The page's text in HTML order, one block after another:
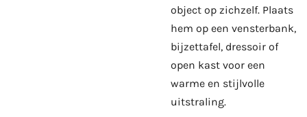
object op zichzelf. Plaats
hem op een vensterbank,
bijzettafel, dressoir of
open kast voor een
warme en stijlvolle
uitstraling.